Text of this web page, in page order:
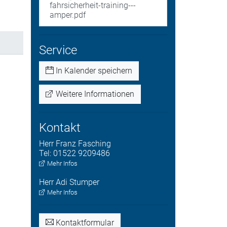
fahrsicherheit-training---
amper.pdf
Service
In Kalender speichern
Weitere Informationen
Kontakt
Herr Franz Fasching
Tel: 01522 9209486
Mehr Infos
Herr Adi Stumper
Mehr Infos
Kontaktformular